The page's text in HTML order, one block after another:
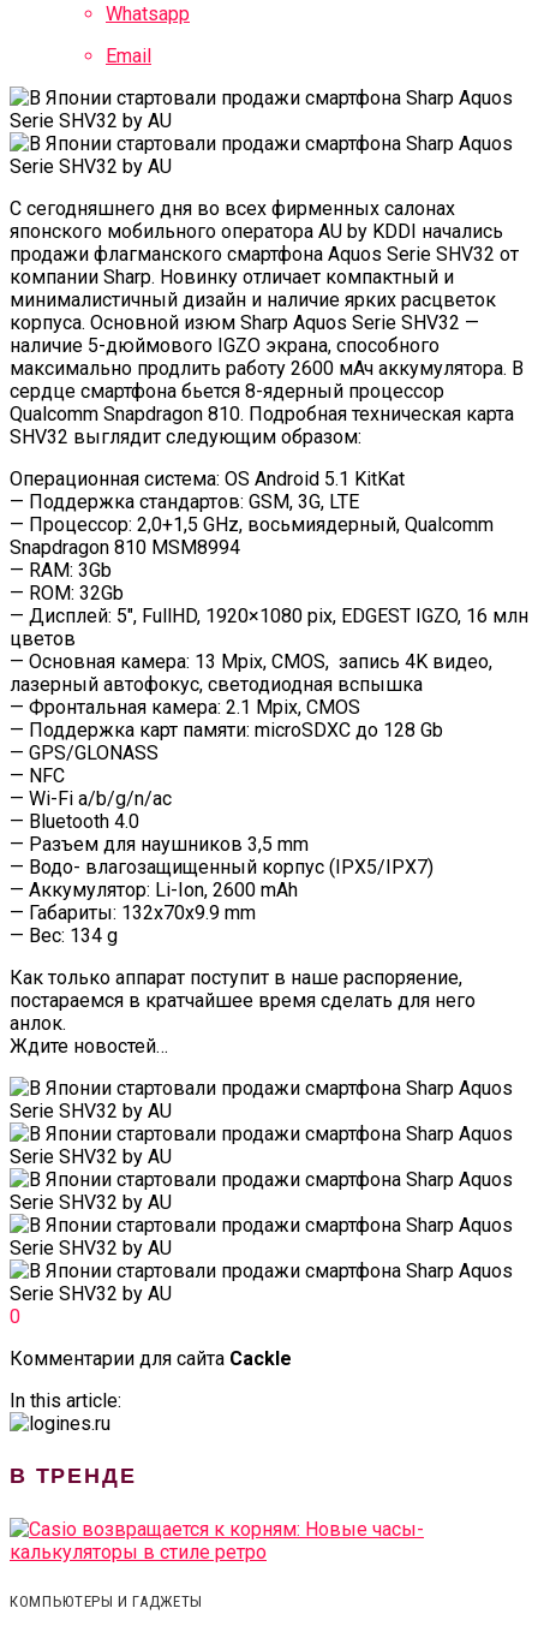
Whatsapp
Email
C сегодняшнего дня во всех фирменных салонах
японского мобильного оператора AU by KDDI начались
продажи флагманского смартфона Aquos Serie SHV32 от
компании Sharp. Новинку отличает компактный и
минималистичный дизайн и наличие ярких расцветок
корпуса. Основной изюм Sharp Aquos Serie SHV32 —
наличие 5-дюймового IGZO экрана, способного
максимально продлить работу 2600 мАч аккумулятора. В
сердце смартфона бьется 8-ядерный процессор
Qualcomm Snapdragon 810. Подробная техническая карта
SHV32 выглядит следующим образом:
Операционная система: OS Android 5.1 KitKat
— Поддержка стандартов: GSM, 3G, LTE
— Процессор: 2,0+1,5 GHz, восьмиядерный, Qualcomm
Snapdragon 810 MSM8994
— RAM: 3Gb
— ROM: 32Gb
— Дисплей: 5″, FullHD, 1920×1080 pix, EDGEST IGZO, 16 млн
цветов
— Основная камера: 13 Mpix, CMOS, запись 4K видео,
лазерный автофокус, светодиодная вспышка
— Фронтальная камера: 2.1 Mpix, CMOS
— Поддержка карт памяти: microSDXC до 128 Gb
— GPS/GLONASS
— NFC
— Wi-Fi a/b/g/n/ac
— Bluetooth 4.0
— Разъем для наушников 3,5 mm
— Водо- влагозащищенный корпус (IPX5/IPX7)
— Аккумулятор: Li-Ion, 2600 mAh
— Габариты: 132x70x9.9 mm
— Вес: 134 g
Как только аппарат поступит в наше распоряение,
постараемся в кратчайшее время сделать для него
анлок.
Ждите новостей…
0
Комментарии для сайта Cackle
In this article:
В ТРЕНДЕ
КОМПЬЮТЕРЫ И ГАДЖЕТЫ